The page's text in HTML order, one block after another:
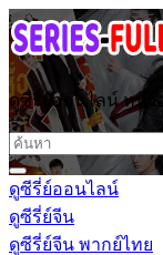
ดูซีรี่ย์ออนไลน์ หนัง
ดูซีรี่ย์ออนไลน์
ดูซีรี่ย์จีน
ดูซีรี่ย์จีน พากย์ไทย